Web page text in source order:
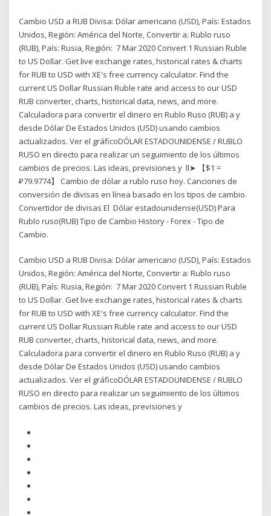
Cambio USD a RUB Divisa: Dólar americano (USD), País: Estados
Unidos, Región: América del Norte, Convertir a: Rublo ruso
(RUB), País: Rusia, Región: 7 Mar 2020 Convert 1 Russian Ruble
to US Dollar. Get live exchange rates, historical rates & charts
for RUB to USD with XE's free currency calculator. Find the
current US Dollar Russian Ruble rate and access to our USD
RUB converter, charts, historical data, news, and more.
Calculadora para convertir el dinero en Rublo Ruso (RUB) a y
desde Dólar De Estados Unidos (USD) usando cambios
actualizados. Ver el gráficoDÓLAR ESTADOUNIDENSE / RUBLO
RUSO en directo para realizar un seguimiento de los últimos
cambios de precios. Las ideas, previsiones y ll➤ 【$1 =
₽79.9774】 Cambio de dólar a rublo ruso hoy. Canciones de
conversión de divisas en línea basado en los tipos de cambio.
Convertidor de divisas El Dólar estadounidense(USD) Para
Rublo ruso(RUB) Tipo de Cambio History - Forex - Tipo de
Cambio.
Cambio USD a RUB Divisa: Dólar americano (USD), País: Estados
Unidos, Región: América del Norte, Convertir a: Rublo ruso
(RUB), País: Rusia, Región: 7 Mar 2020 Convert 1 Russian Ruble
to US Dollar. Get live exchange rates, historical rates & charts
for RUB to USD with XE's free currency calculator. Find the
current US Dollar Russian Ruble rate and access to our USD
RUB converter, charts, historical data, news, and more.
Calculadora para convertir el dinero en Rublo Ruso (RUB) a y
desde Dólar De Estados Unidos (USD) usando cambios
actualizados. Ver el gráficoDÓLAR ESTADOUNIDENSE / RUBLO
RUSO en directo para realizar un seguimiento de los últimos
cambios de precios. Las ideas, previsiones y